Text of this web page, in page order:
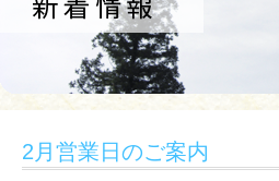
2月営業日のご案内